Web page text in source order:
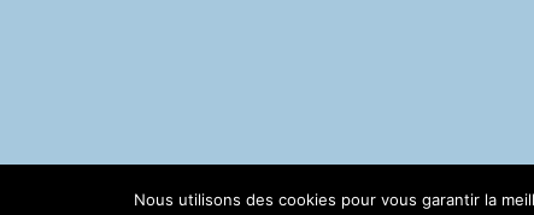
©Catherine Montillot
Nous utilisons des cookies pour vous garantir la